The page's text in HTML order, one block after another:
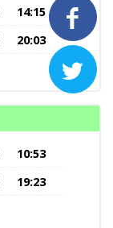


14:15
20:03
10:53
19:23